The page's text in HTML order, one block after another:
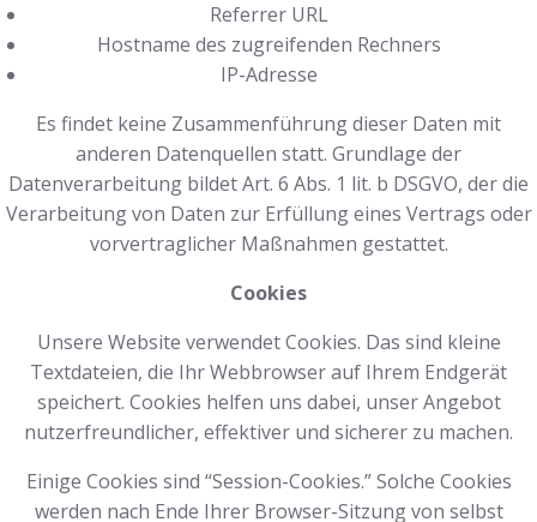
Referrer URL
Hostname des zugreifenden Rechners
IP-Adresse
Es findet keine Zusammenführung dieser Daten mit
anderen Datenquellen statt. Grundlage der
Datenverarbeitung bildet Art. 6 Abs. 1 lit. b DSGVO, der die
Verarbeitung von Daten zur Erfüllung eines Vertrags oder
vorvertraglicher Maßnahmen gestattet.
Cookies
Unsere Website verwendet Cookies. Das sind kleine
Textdateien, die Ihr Webbrowser auf Ihrem Endgerät
speichert. Cookies helfen uns dabei, unser Angebot
nutzerfreundlicher, effektiver und sicherer zu machen.
Einige Cookies sind “Session-Cookies.” Solche Cookies
werden nach Ende Ihrer Browser-Sitzung von selbst